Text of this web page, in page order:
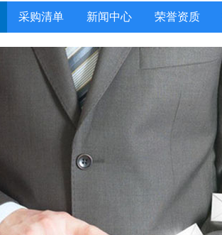
采购清单 新闻中心 荣誉资质